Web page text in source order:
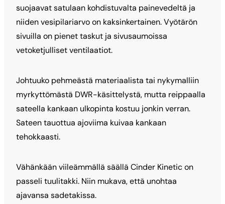
suojaavat satulaan kohdistuvalta painevedeltä ja
niiden vesipilariarvo on kaksinkertainen. Vyötärön
sivuilla on pienet taskut ja sivusaumoissa
vetoketjulliset ventilaatiot.
Johtuuko pehmeästä materiaalista tai nykymalliin
myrkyttömästä DWR-käsittelystä, mutta reippaalla
sateella kankaan ulkopinta kostuu jonkin verran.
Sateen tauottua ajoviima kuivaa kankaan
tehokkaasti.
Vähänkään viileämmällä säällä Cinder Kinetic on
passeli tuulitakki. Niin mukava, että unohtaa
ajavansa sadetakissa.